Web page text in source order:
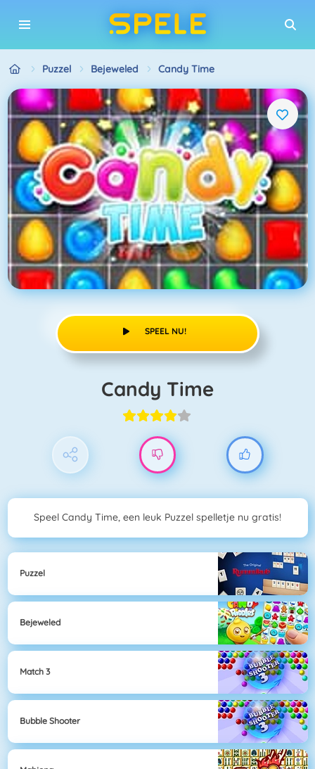
Puzzel Bejeweled Candy Time
SPEEL NU!
Candy Time
Speel Candy Time, een leuk Puzzel spelletje nu gratis!
Puzzel
Bejeweled
Match 3
Bubble Shooter